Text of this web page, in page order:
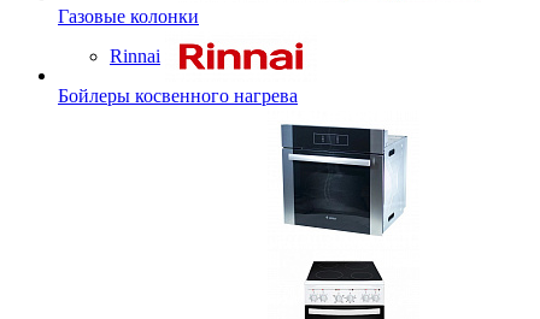
Газовые колонки
Rinnai
Бойлеры косвенного нагрева